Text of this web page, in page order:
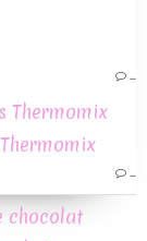
Thermomix
chocolat